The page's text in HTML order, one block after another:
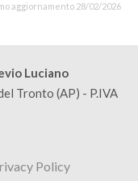
aggiornamento 28/02/2026
Luciano
Tronto (AP) - P.IVA
Policy